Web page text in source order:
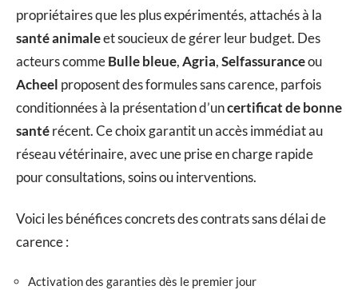
propriétaires que les plus expérimentés, attachés à la
santé animaleet soucieux de gérer leur budget. Des
acteurs commeBulle bleue,Agria,Selfassuranceou
Acheel proposent des formules sans carence, parfois
conditionnées à la présentation d’uncertificat de bonne
santérécent. Ce choix garantit un accès immédiat au
réseau vétérinaire, avec une prise en charge rapide
pour consultations, soins ou interventions.
Voici les bénéfices concrets des contrats sans délai de
carence :
Activation des garanties dès le premier jour